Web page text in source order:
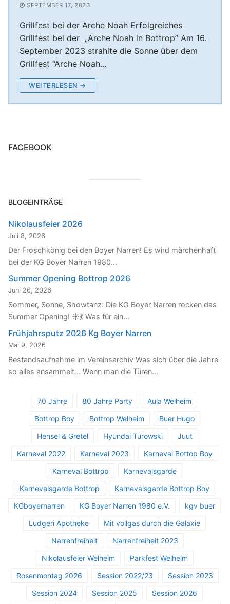
Unterstützung Session 2024/25
Unterstützung Session 2023/24
Narren
Nikolausfeier – Rotkäppchen 30.11.2024
Aula Welheim! ❄️
SEPTEMBER 17, 2023
Grillfest bei der Arche Noah Erfolgreiches
Grillfest bei der „Arche Noah in Bottrop” Am 16.
September 2023 strahlte die Sonne über dem
Grillfest “Arche Noah…
WEITERLESEN →
FACEBOOK
BLOGEINTRÄGE
Nikolausfeier 2026
Juli 8, 2026
Der Froschkönig bei den Boyer Narren! Es wird märchenhaft
bei der KG Boyer Narren 1980…
Summer Opening Bottrop 2026
Juni 26, 2026
Sommer, Sonne, Showtanz: Die KG Boyer Narren rocken das
Summer Opening! ☀️💃 Was für ein…
Frühjahrsputz 2026 Kg Boyer Narren
Mai 9, 2026
Bestandsaufnahme im Vereinsarchiv Was sich über die Jahre
so alles ansammelt… Wenn man die Türen…
70 Jahre 80 Jahre Party
Aula Welheim
Bottrop Boy
Bottrop Welheim
Buer Hugo
Hensel & Gretel
Hyundai Turowski
Juut
Karneval 2022
Karneval 2023
Karneval Bottop Boy
Karneval Bottrop
Karnevalsgarde
Karnevalsgarde Bottrop
Karnevalsgarde Bottrop Boy
KGboyernarren
KG Boyer Narren 1980 e.V.
kgv buer
Ludgeri Apotheke
Mit vollgas durch die Galaxie
Narrenfreiheit
Narrenfreiheit 2023
Nikolausfeier Welheim
Parkfest Welheim
Rosenmontag 2026
Session 2022/23
Session 2023
Session 2024
Session 2025
Session 2026